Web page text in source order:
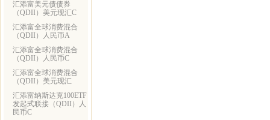
汇添富美元债债券
（QDII）美元现汇C
汇添富全球消费混合
（QDII）人民币A
汇添富全球消费混合
（QDII）人民币C
汇添富全球消费混合
（QDII）美元现汇
汇添富纳斯达克100ETF
发起式联接（QDII）人
民币C